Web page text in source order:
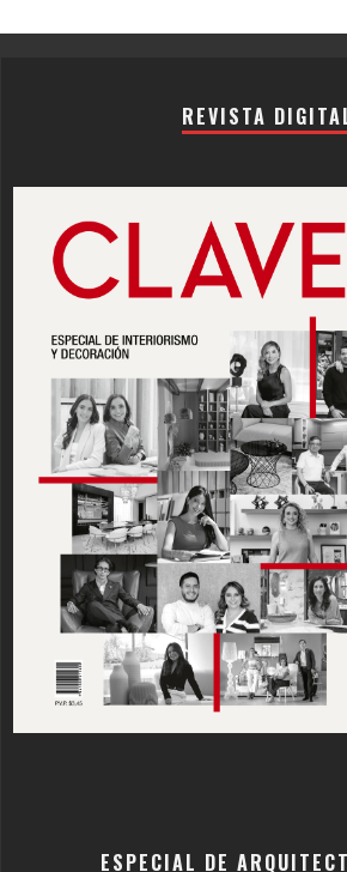
REVISTA
ESPECIAL DE